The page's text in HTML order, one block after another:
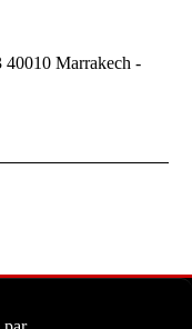
40010 Marrakech -